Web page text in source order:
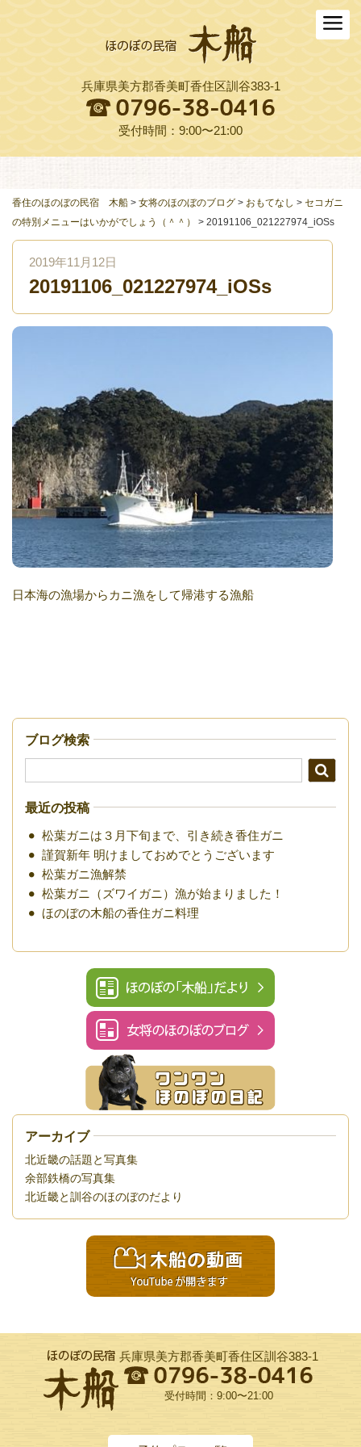
兵庫県美方郡香美町香住区訓谷383-1
受付時間：9:00〜21:00
交通アクセス
よくある質問
お役立ちリンク集
ご予約プラン一覧
香住のほのぼの民宿 木船 > 女将のほのぼのブログ > おもてなし > セコガニ
の特別メニューはいかがでしょう（＾＾）
> 20191106_021227974_iOSs
2019年11月12日
20191106_021227974_iOSs
日本海の漁場からカニ漁をして帰港する漁船
ブログ検索
最近の投稿
松葉ガニは３月下旬まで、引き続き香住ガニ
謹賀新年 明けましておめでとうございます
松葉ガニ漁解禁
松葉ガニ（ズワイガニ）漁が始まりました！
ほのぼの木船の香住ガニ料理
アーカイブ
北近畿の話題と写真集
余部鉄橋の写真集
北近畿と訓谷のほのぼのだより
兵庫県美方郡香美町香住区訓谷383-1
受付時間：9:00〜21:00